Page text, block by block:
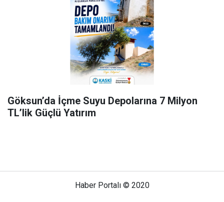
Göksun’da İçme Suyu Depolarına 7 Milyon
TL’lik Güçlü Yatırım
Haber Portalı © 2020